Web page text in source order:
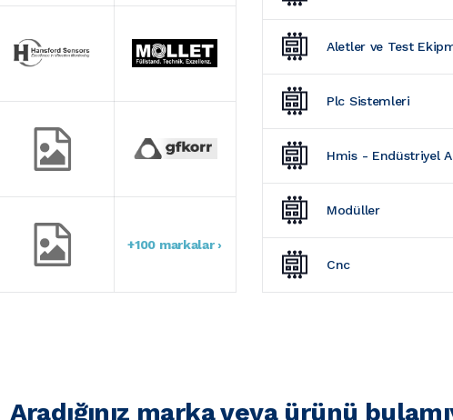
+100 markalar ›
Aletler ve Test
Plc Sistemleri
Hmis - Endüstriyel
Modüller
Cnc
Aradığınız marka veya ürünü